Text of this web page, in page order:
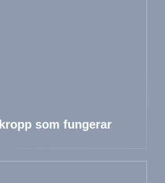
som fungerar